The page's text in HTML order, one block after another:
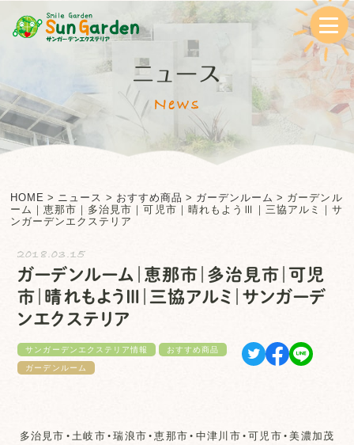
ニュース
News
HOME > ニュース > おすすめ商品 > ガーデンルーム > ガーデンル
ーム｜恵那市｜多治見市｜可児市｜晴れもようⅢ｜三協アルミ｜サ
ンガーデンエクステリア
2018.03.15
ガーデンルーム｜恵那市｜多治見市｜可児
市｜晴れもようⅢ｜三協アルミ｜サンガーデ
ンエクステリア
サンガーデンエクステリア情報
おすすめ商品
ガーデンルーム
多治見市・土岐市・瑞浪市・恵那市・中津川市・可児市・美濃加茂